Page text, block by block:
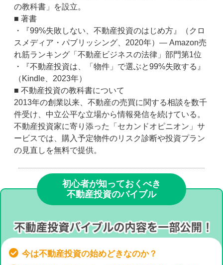
の教科書」を設立。
■ 著書
・『99%失敗しない、不動産投資のはじめ方』（クロ
スメディア・パブリッシング、2020年）― Amazon売
れ筋ランキング「不動産ビジネスの法律」部門第1位
・『不動産投資は、「物件」で選ぶと99%失敗する』
（Kindle、2023年）
■ 不動産投資の教科書について
2013年の創業以来、不動産の売買に関する相談を数千
件受け、中立公平な立場から情報発信を続けている。
不動産投資家に寄り添った「セカンドオピニオン」サ
ービスでは、購入予定物件のリスク診断や投資プラン
の見直しを無料で提供。
初心者が知っておくべき
不動産投資のバイブル
今は不動産投資の始めどきなのか？